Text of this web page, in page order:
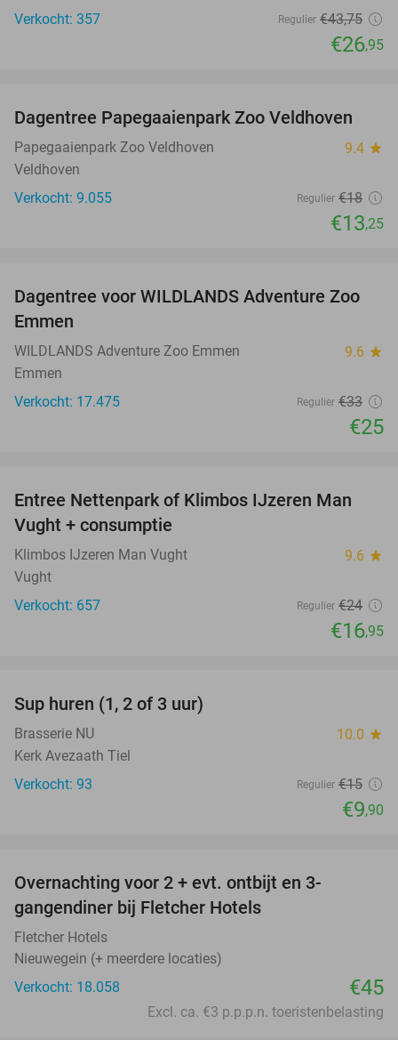
Verkocht: 357
Regulier €43,75
€26,95
26%
Dagentree Papegaaienpark Zoo Veldhoven
Papegaaienpark Zoo Veldhoven 9.4 star
Veldhoven
Verkocht: 9.055
Regulier €18
€13,25
24%
Dagentree voor WILDLANDS Adventure Zoo
Emmen
WILDLANDS Adventure Zoo Emmen 9.6 star
Emmen
Verkocht: 17.475
Regulier €33
€25
29%
Entree Nettenpark of Klimbos IJzeren Man
Vught + consumptie
Klimbos IJzeren Man Vught 9.6 star
Vught
Verkocht: 657
Regulier €24
€16,95
Sup huren (1, 2 of 3 uur)
Brasserie NU 10.0 star
Kerk Avezaath Tiel
Verkocht: 93
Regulier €15
€9,90
Overnachting voor 2 + evt. ontbijt en 3-
gangendiner bij Fletcher Hotels
Fletcher Hotels
Nieuwegein (+ meerdere locaties)
Verkocht: 18.058
€45
Excl. ca. €3 p.p.p.n. toeristenbelasting